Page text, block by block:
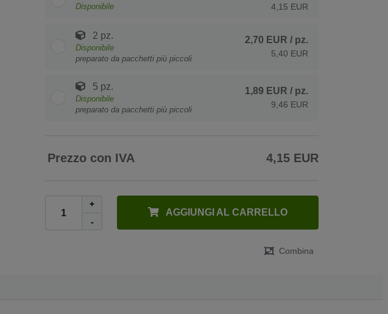
Disponibile 4,15 EUR
2 pz.
Disponibile
preparato da pacchetti più piccoli
2,70 EUR / pz.
5,40 EUR
5 pz.
Disponibile
preparato da pacchetti più piccoli
1,89 EUR / pz.
9,46 EUR
Prezzo con IVA 4,15 EUR
+
-
AGGIUNGI AL CARRELLO
Combina